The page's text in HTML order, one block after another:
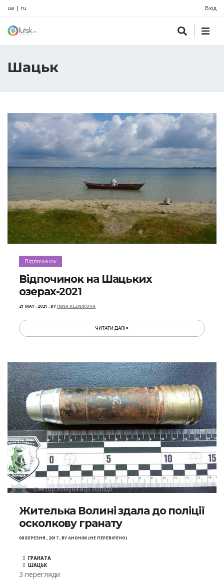
ua | ru Вхід
Шацьк
Відпочинок
Відпочинок на Шацьких
озерах-2021
21 MAY , 2021 ,BYINNA REZNIKOVA
ЧИТАТИ ДАЛІ
Жителька Волині здала до поліції
осколкову гранату
08 БЕРЕЗНЯ , 2017,BYАНОНІМ (НЕ ПЕРЕВІРЕНО)
ГРАНАТА
ШАЦЬК
3 перегляди